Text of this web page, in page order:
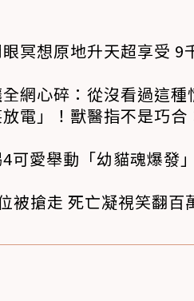
冥想原地升天超享受 9
網心碎：從沒看過這種
電」！獸醫指不是巧合
可愛舉動「幼貓魂爆發
被搶走 死亡凝視笑翻百